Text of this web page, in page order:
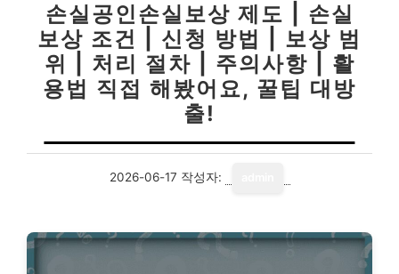
손실공인손실보상 제도 | 손실
보상 조건 | 신청 방법 | 보상 범
위 | 처리 절차 | 주의사항 | 활
용법 직접 해봤어요, 꿀팁 대방
출!
2026-06-17 작성자: